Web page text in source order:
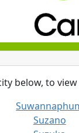
below, to
Suzano